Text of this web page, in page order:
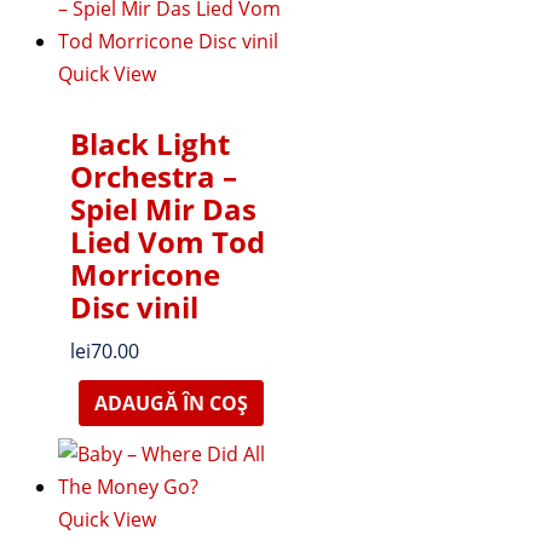
Quick View
Black Light
Orchestra ‎–
Spiel Mir Das
Lied Vom Tod
Morricone
Disc vinil
lei70.00
ADAUGĂ ÎN COȘ
Quick View